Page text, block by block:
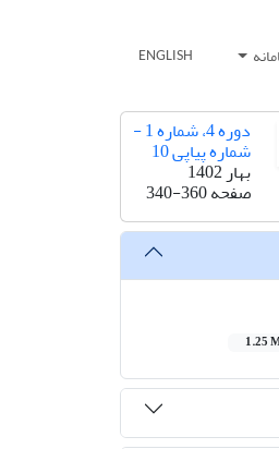
ENGLISH
دوره 4، شماره 1 -
شماره پیاپی 10
بهار 1402
صفحه340-360
1.25